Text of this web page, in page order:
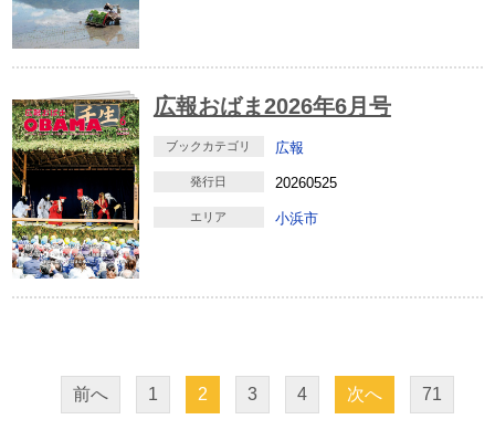
広報おばま2026年6月号
ブックカテゴリ 広報
発行日 20260525
エリア 小浜市
前へ 1 2 3 4 次へ 71